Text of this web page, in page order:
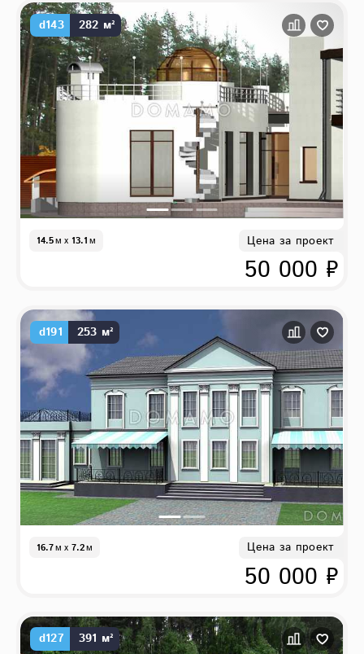
d143 282 м²
14.5м x 13.1м Цена за проект
50 000 ₽
d191 253 м²
16.7м x 7.2м Цена за проект
50 000 ₽
d127 391 м²